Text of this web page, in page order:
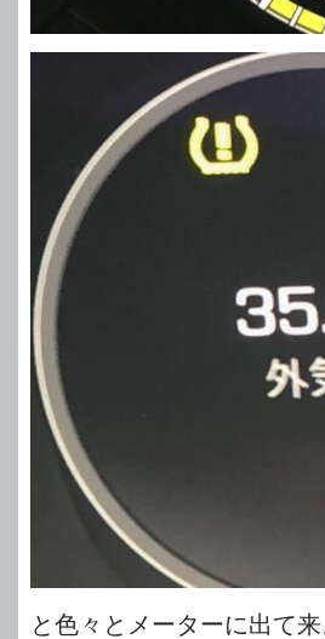
と色々とメーターに出て来